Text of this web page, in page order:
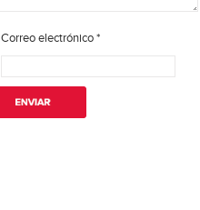
Correo electrónico*